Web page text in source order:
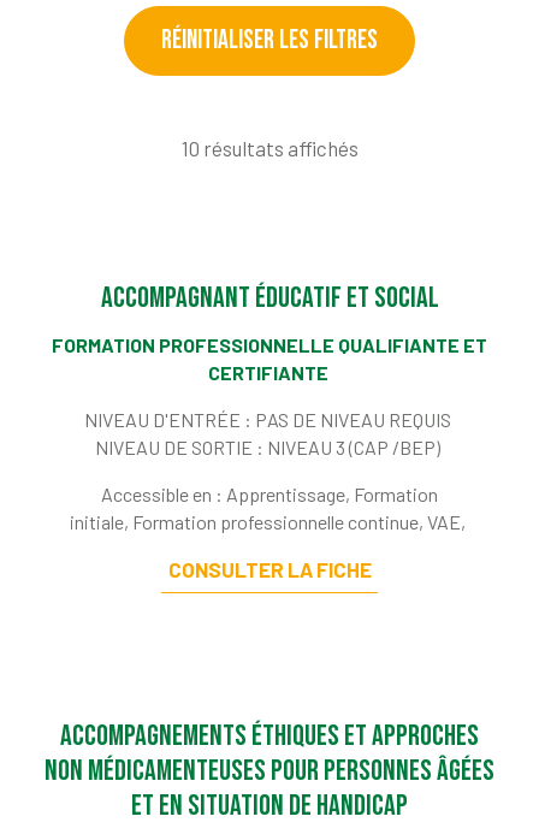
RÉINITIALISER LES FILTRES
10 résultats affichés
Accompagnant éducatif et social
FORMATION PROFESSIONNELLE QUALIFIANTE ET
CERTIFIANTE
NIVEAU D'ENTRÉE : PAS DE NIVEAU REQUIS
NIVEAU DE SORTIE : NIVEAU 3 (CAP /BEP)
Accessible en : Apprentissage, Formation
initiale, Formation professionnelle continue, VAE,
CONSULTER LA FICHE
Accompagnements éthiques et approches
non médicamenteuses pour personnes âgées
et en situation de handicap